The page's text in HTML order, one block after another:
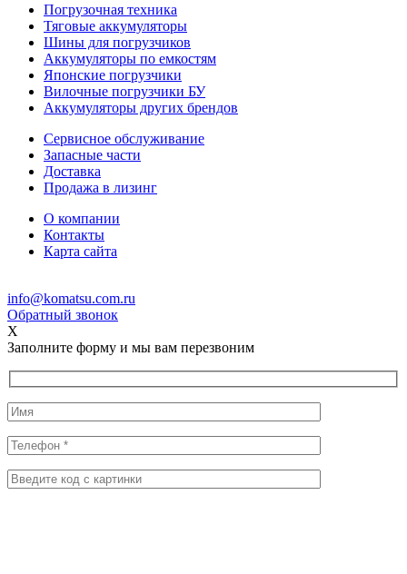
Погрузочная техника
Тяговые аккумуляторы
Шины для погрузчиков
Аккумуляторы по емкостям
Японские погрузчики
Вилочные погрузчики БУ
Аккумуляторы других брендов
Сервисное обслуживание
Запасные части
Доставка
Продажа в лизинг
О компании
Контакты
Карта сайта
info@komatsu.com.ru
Обратный звонок
X
Заполните форму и мы вам перезвоним